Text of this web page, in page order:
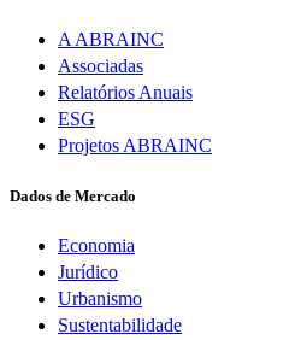
A ABRAINC
Associadas
Relatórios Anuais
ESG
Projetos ABRAINC
Dados de Mercado
Economia
Jurídico
Urbanismo
Sustentabilidade